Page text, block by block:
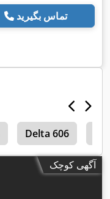
تماس بگیرید
Delta 606
آگهی کوچک